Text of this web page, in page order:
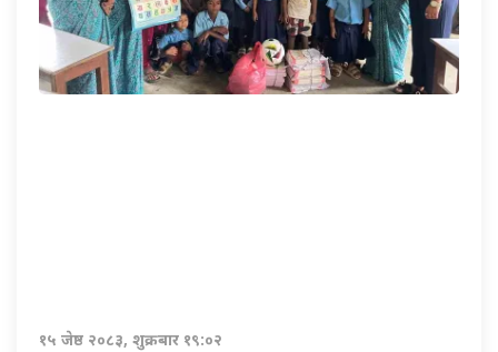
१५ जेष्ठ २०८३, शुक्रबार १९:०२